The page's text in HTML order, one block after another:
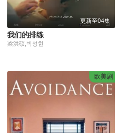
更新至04集
我们的排练
梁洪硕,박성현
欧美剧